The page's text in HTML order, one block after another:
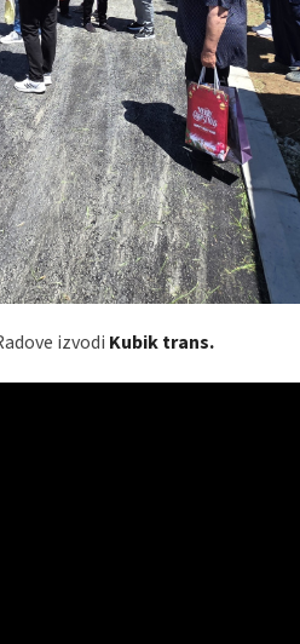
izvodi Kubik trans.